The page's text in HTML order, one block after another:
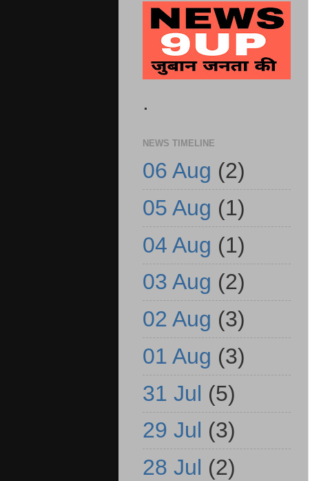
.
NEWS TIMELINE
06 Aug (2)
05 Aug (1)
04 Aug (1)
03 Aug (2)
02 Aug (3)
01 Aug (3)
31 Jul (5)
29 Jul (3)
28 Jul (2)